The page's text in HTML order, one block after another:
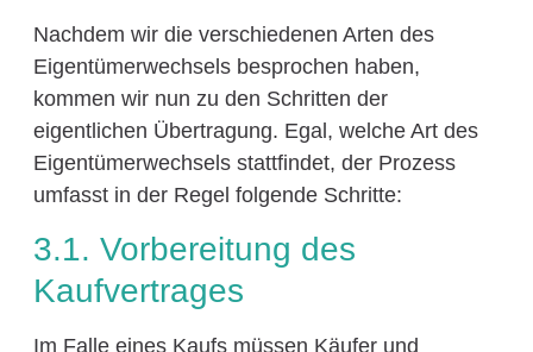
Nachdem wir die verschiedenen Arten des
Eigentümerwechsels besprochen haben,
kommen wir nun zu den Schritten der
eigentlichen Übertragung. Egal, welche Art des
Eigentümerwechsels stattfindet, der Prozess
umfasst in der Regel folgende Schritte:
3.1. Vorbereitung des
Kaufvertrages
Im Falle eines Kaufs müssen Käufer und